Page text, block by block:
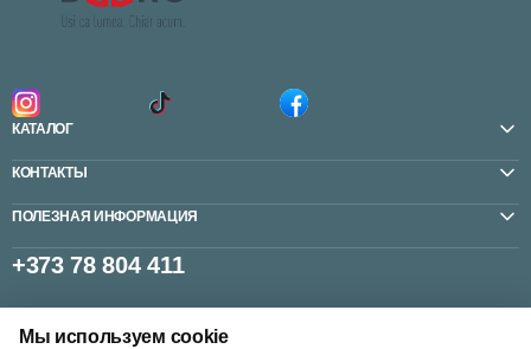
КАТАЛОГ
КОНТАКТЫ
ПОЛЕЗНАЯ ИНФОРМАЦИЯ
+373 78 804 411
Мы используем cookie